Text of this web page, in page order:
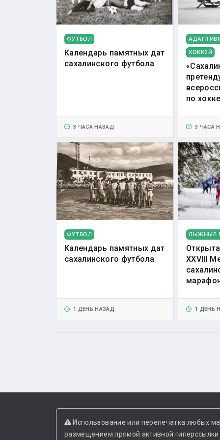
ФУТБОЛ
Календарь памятных дат
сахалинского футбола
3 ЧАСА НАЗАД
ХОККЕЙ
по
3 ЧАСА
ФУТБОЛ
Календарь памятных дат
сахалинского футбола
1 ДЕНЬ НАЗАД
ЛЫЖНЫЕ
XXVIII
1 ДЕНЬ
Использование или перепечатка любых
размещением прямой активной